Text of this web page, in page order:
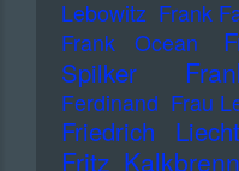
Lebowitz Frank
Frank Ocean
Spilker
Ferdinand Frau
Friedrich
Fritz